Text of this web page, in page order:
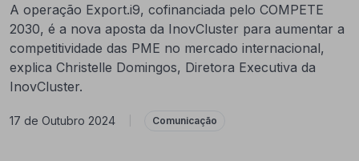
A operação Export.i9, cofinanciada pelo COMPETE
2030, é a nova aposta da InovCluster para aumentar a
competitividade das PME no mercado internacional,
explica Christelle Domingos, Diretora Executiva da
InovCluster.
17 de Outubro 2024 Comunicação